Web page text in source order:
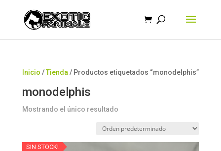
Inicio /Tienda / Productos etiquetados “monodelphis”
monodelphis
Mostrando el único resultado
SIN STOCK!